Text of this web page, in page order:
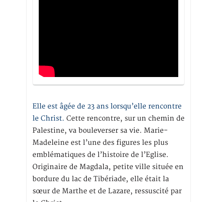
Elle est âgée de 23 ans lorsqu’elle rencontre
le Christ. Cette rencontre, sur un chemin de
Palestine, va bouleverser sa vie. Marie-
Madeleine est l’une des figures les plus
emblématiques de l’histoire de l’Eglise.
Originaire de Magdala, petite ville située en
bordure du lac de Tibériade, elle était la
sœur de Marthe et de Lazare, ressuscité par